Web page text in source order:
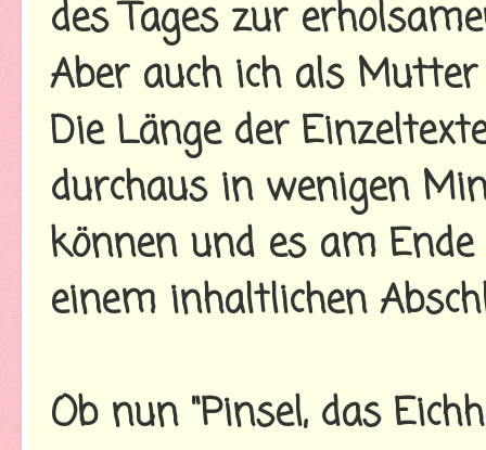
des Tages zur
Aber auch ich als
Die Länge der
durchaus in wenigen
können und es am
einem inhaltlichen
Ob nun "Pinsel, das